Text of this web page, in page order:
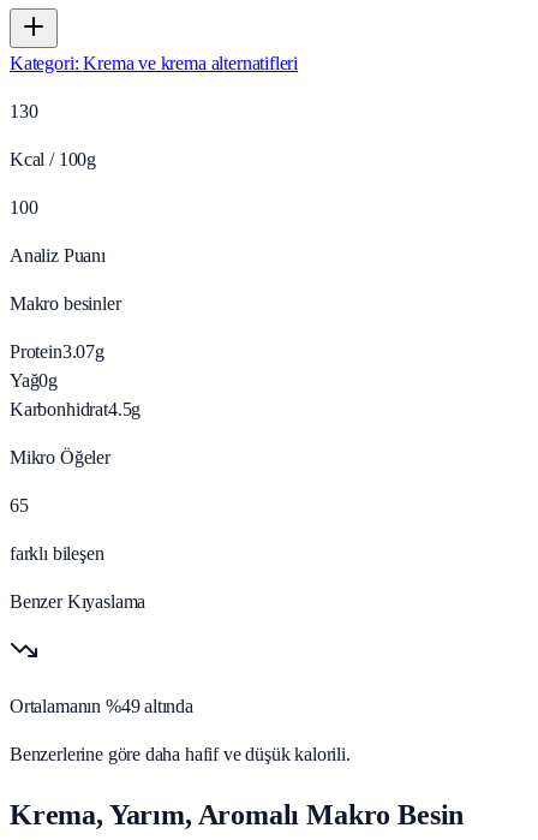
Kategori:Krema ve krema alternatifleri
130
Kcal / 100g
100
Analiz Puanı
Makro besinler
Protein3.07g
Yağ0g
Karbonhidrat4.5g
Mikro Öğeler
65
farklı bileşen
Benzer Kıyaslama
Ortalamanın %49 altında
Benzerlerine göre daha hafif ve düşük kalorili.
Krema, Yarım, Aromalı Makro Besin